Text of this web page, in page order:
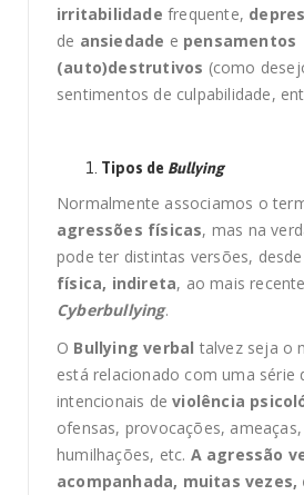
irritabilidade frequente,
de ansiedade e pensamentos
(auto)destrutivos (como
sentimentos de culpabilidade,
Tipos de Bullying
Normalmente associamos o
agressões físicas, mas na
pode ter distintas versões,
física, indireta, ao mais
Cyberbullying.
O Bullying verbal talvez seja o
está relacionado com uma série
intencionais deviolência
ofensas, provocações,
humilhações, etc. A agressão
acompanhada, muitas vezes,